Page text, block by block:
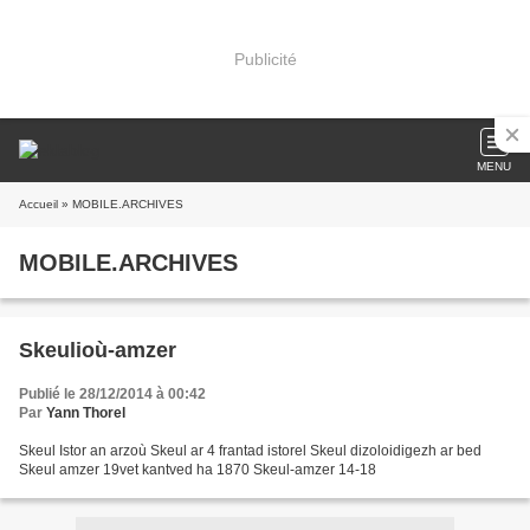
Publicité
MENU
Accueil » MOBILE.ARCHIVES
MOBILE.ARCHIVES
Skeulioù-amzer
Publié le 28/12/2014 à 00:42
Par Yann Thorel
Skeul Istor an arzoù Skeul ar 4 frantad istorel Skeul dizoloidigezh ar bed
Skeul amzer 19vet kantved ha 1870 Skeul-amzer 14-18